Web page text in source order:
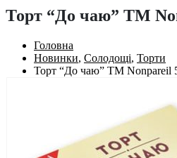
Торт “До чаю” ТМ
Головна
Новинки, Солодощі, Торти
Торт “До чаю” ТМ Nonpareil